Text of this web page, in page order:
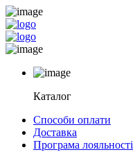
Каталог
Способи оплати
Доставка
Програма лояльності